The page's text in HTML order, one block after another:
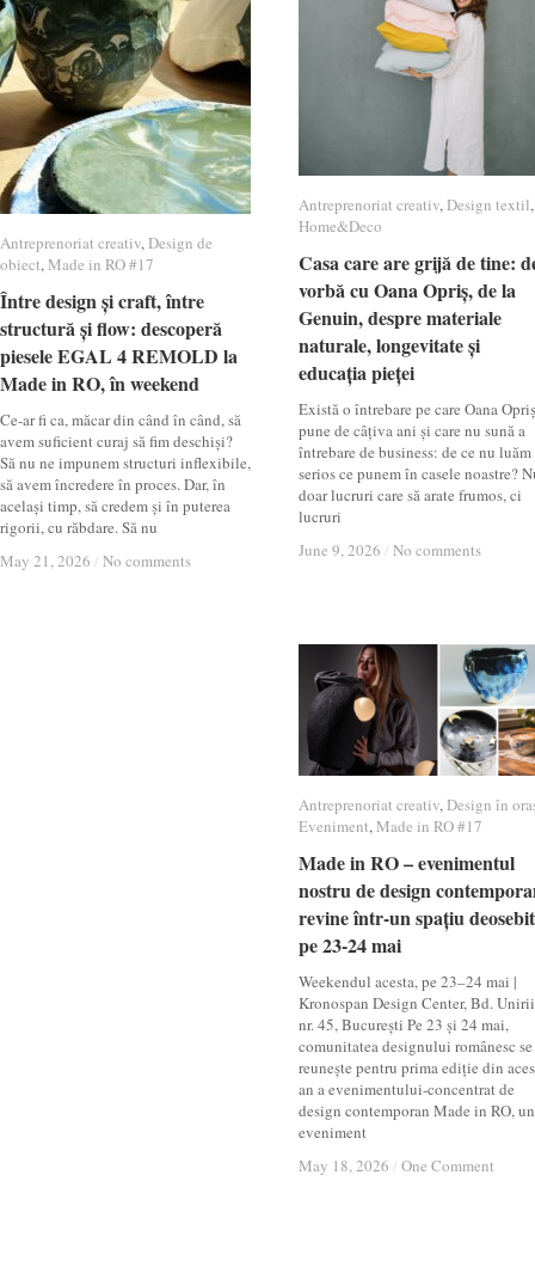
Antreprenoriat creativ,Design textil,
Home&Deco
Casa care are grijă de tine:
vorbă cu Oana Opriș, de la
Genuin, despre materiale
naturale, longevitate și
educația pieței
Există o întrebare pe care Oana
pune de câțiva ani și care nu sună a
întrebare de business: de ce nu
serios ce punem în casele noastre?
doar lucruri care să arate frumos, ci
lucruri
June 9, 2026 / No comments
Antreprenoriat creativ Design textil
Home&Deco
Casa care are grijă de tine:
vorbă cu Oana Opriș, de la
Genuin, despre materiale
naturale, longevitate și
educația pieței
June 9, 2026 / No comments
Antreprenoriat creativ,Design de
obiect,Made in RO #17
Între design și craft, între
structură și flow: descoperă
piesele EGAL 4 REMOLD la
Made in RO, în weekend
Ce-ar fi ca, măcar din când în când, să
avem suficient curaj să fim deschiși?
Să nu ne impunem structuri inflexibile,
să avem încredere în proces. Dar, în
același timp, să credem și în puterea
rigorii, cu răbdare. Să nu
May 21, 2026 / No comments
Antreprenoriat creativ Design de
obiect Made in RO #17
Între design și craft, între
structură și flow: descoperă
piesele EGAL 4 REMOLD la
Made in RO, în weekend
May 21, 2026 / No comments
Antreprenoriat creativ,Design în
Eveniment,Made in RO #17
Made in RO – evenimentul
nostru de design
revine într-un spațiu
pe 23-24 mai
Weekendul acesta, pe 23–24 mai |
Kronospan Design Center, Bd. Unirii
nr. 45, București Pe 23 și 24 mai,
comunitatea designului românesc se
reunește pentru prima ediție din
an a evenimentului-concentrat de
design contemporan Made in RO, un
eveniment
May 18, 2026 / One Comment
Antreprenoriat creativ Design în
Eveniment Made in RO #17
Made in RO – evenimentul
nostru de design
revine într-un spațiu
pe 23-24 mai
May 18, 2026 / One Comment